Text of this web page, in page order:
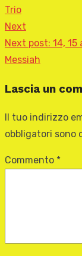
Trio
Next
Next post: 14, 15
Messiah
Lascia un
Il tuo indirizzo
obbligatori sono
Commento *